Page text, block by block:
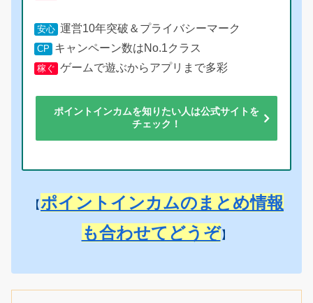
安心 運営10年突破＆プライバシーマーク
CP キャンペーン数はNo.1クラス
稼ぐ ゲームで遊ぶからアプリまで多彩
ポイントインカムを知りたい人は公式サイトを
チェック！
【ポイントインカムのまとめ情報
も合わせてどうぞ 】